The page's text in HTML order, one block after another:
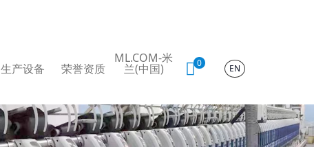
生产设备 荣誉资质
ML.COM-米
兰(中国) 0 EN